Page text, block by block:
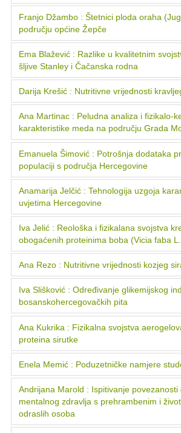
Franjo Džambo : Štetnici ploda oraha
području općine Žepče
Ema Blažević : Razlike u kvalitetnim
šljive Stanley i Čačanska rodna
Darija Krešić : Nutritivne vrijednosti
Ana Martinac : Peludna analiza i fizikalo-
karakteristike meda na području Grada
Emanuela Šimović : Potrošnja dodataka
populaciji s područja Hercegovine
Anamarija Jelčić : Tehnologija uzgoja
uvjetima Hercegovine
Iva Jelić : Reološka i fizikalana svojstva
obogaćenih proteinima boba (Vicia faba
Ana Rezo : Nutritivne vrijednosti kozjeg
Iva Slišković : Određivanje glikemijskog
bosanskohercegovačkih pita
Ana Kukrika : Fizikalna svojstva
proteina sirutke
Enela Memić : Poduzetničke namjere
Andrijana Marold : Ispitivanje povezanosti
mentalnog zdravlja s prehrambenim i
odraslih osoba